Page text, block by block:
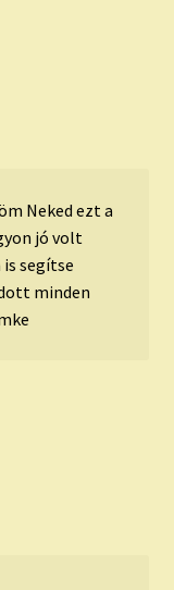
Neked ezt a
jó volt
segítse
minden